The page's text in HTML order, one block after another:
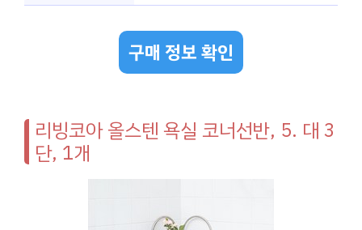
구매 정보 확인
리빙코아 올스텐 욕실 코너선반, 5. 대 3
단, 1개